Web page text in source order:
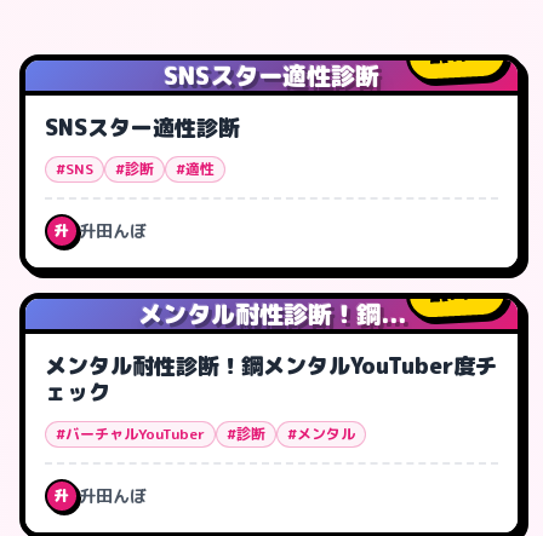
SNSスター適性診断
17人
SNSスター適性診断
#SNS #診断 #適性
升 升田んぼ
メンタル耐性診断！鋼...
71人
メンタル耐性診断！鋼メンタルYouTuber度チ
ェック
#バーチャルYouTuber #診断 #メンタル
升 升田んぼ